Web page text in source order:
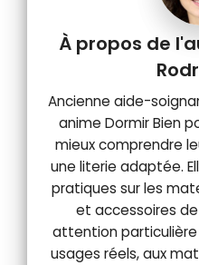
Ancienne aide-
anime Dormir Bien
mieux comprendre
une literie adaptée.
pratiques sur les
et accessoires
attention
usages réels, aux